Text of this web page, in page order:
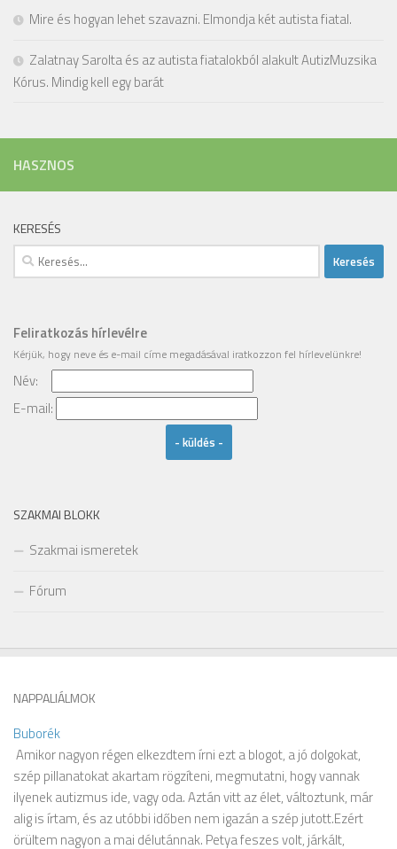
Mire és hogyan lehet szavazni. Elmondja két autista fiatal.
Zalatnay Sarolta és az autista fiatalokból alakult AutizMuzsika
Kórus. Mindig kell egy barát
HASZNOS
KERESÉS
Keresés:
Feliratkozás hírlevélre
Kérjük, hogy neve és e-mail címe megadásával iratkozzon fel hírlevelünkre!
Név:
E-mail:
SZAKMAI BLOKK
Szakmai ismeretek
Fórum
NAPPALIÁLMOK
Buborék
Amikor nagyon régen elkezdtem írni ezt a blogot, a jó dolgokat,
szép pillanatokat akartam rögzíteni, megmutatni, hogy vannak
ilyenek autizmus ide, vagy oda. Aztán vitt az élet, változtunk, már
alig is írtam, és az utóbbi időben nem igazán a szép jutott.Ezért
örültem nagyon a mai délutánnak. Petya feszes volt, járkált,